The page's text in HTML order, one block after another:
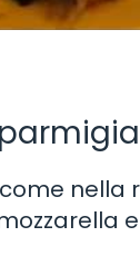
nella